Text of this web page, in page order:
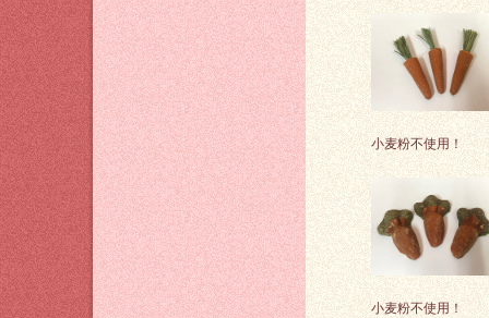
小麦粉不使用！
小麦粉不使用！